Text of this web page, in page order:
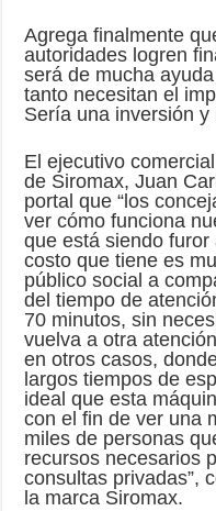
Agrega finalmente
autoridades logren
será de mucha
tanto necesitan el
Sería una inversión
El ejecutivo
de Siromax, Juan
portal que “los
ver cómo funciona
que está siendo
costo que tiene es
público social a
del tiempo de
70 minutos, sin
vuelva a otra
en otros casos,
largos tiempos de
ideal que esta
con el fin de ver una
miles de personas
recursos necesarios
consultas privadas”,
la marca Siromax.